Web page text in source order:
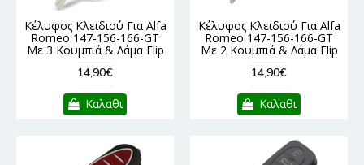
Κέλυφος Κλειδιού Για Alfa
Romeo 147-156-166-GT
Με 3 Κουμπιά & Λάμα Flip
14,90€
Καλαθι
Κέλυφος Κλειδιού Για Alfa
Romeo 147-156-166-GT
Με 2 Κουμπιά & Λάμα Flip
14,90€
Καλαθι